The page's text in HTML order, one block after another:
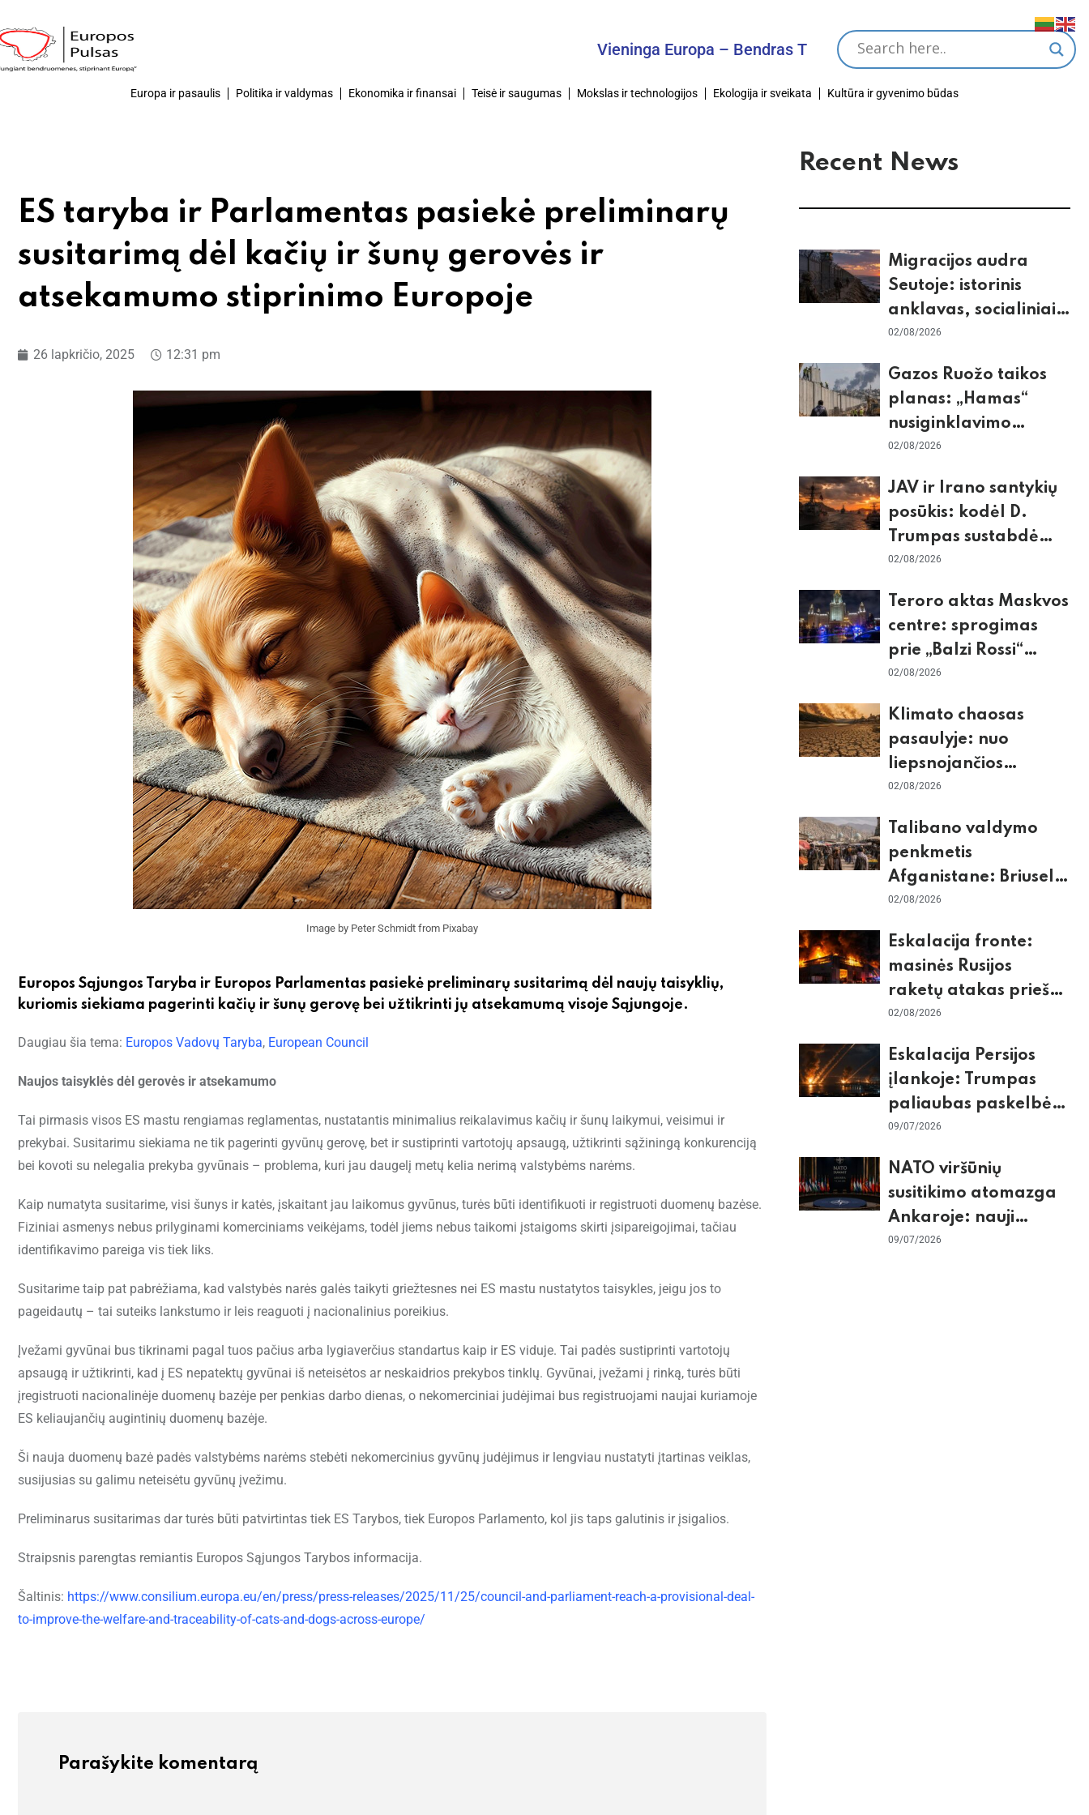
Vieninga Europa – Bendras Tikslas
Europa ir pasaulis Politika ir valdymas Ekonomika ir finansai Teisė ir saugumas Mokslas ir technologijos Ekologija ir sveikata Kultūra ir gyvenimo būdas
ES taryba ir Parlamentas pasiekė preliminarų
susitarimą dėl kačių ir šunų gerovės ir
atsekamumo stiprinimo Europoje
26 lapkričio, 2025 12:31 pm
Image by Peter Schmidt from Pixabay
Europos Sąjungos Taryba ir Europos Parlamentas pasiekė preliminarų susitarimą dėl naujų taisyklių,
kuriomis siekiama pagerinti kačių ir šunų gerovę bei užtikrinti jų atsekamumą visoje Sąjungoje.
Daugiau šia tema: Europos Vadovų Taryba, European Council
Naujos taisyklės dėl gerovės ir atsekamumo
Tai pirmasis visos ES mastu rengiamas reglamentas, nustatantis minimalius reikalavimus kačių ir šunų laikymui, veisimui ir
prekybai. Susitarimu siekiama ne tik pagerinti gyvūnų gerovę, bet ir sustiprinti vartotojų apsaugą, užtikrinti sąžiningą konkurenciją
bei kovoti su nelegalia prekyba gyvūnais – problema, kuri jau daugelį metų kelia nerimą valstybėms narėms.
Kaip numatyta susitarime, visi šunys ir katės, įskaitant jau laikomus gyvūnus, turės būti identifikuoti ir registruoti duomenų bazėse.
Fiziniai asmenys nebus prilyginami komerciniams veikėjams, todėl jiems nebus taikomi įstaigoms skirti įsipareigojimai, tačiau
identifikavimo pareiga vis tiek liks.
Susitarime taip pat pabrėžiama, kad valstybės narės galės taikyti griežtesnes nei ES mastu nustatytos taisykles, jeigu jos to
pageidautų – tai suteiks lankstumo ir leis reaguoti į nacionalinius poreikius.
Įvežami gyvūnai bus tikrinami pagal tuos pačius arba lygiaverčius standartus kaip ir ES viduje. Tai padės sustiprinti vartotojų
apsaugą ir užtikrinti, kad į ES nepatektų gyvūnai iš neteisėtos ar neskaidrios prekybos tinklų. Gyvūnai, įvežami į rinką, turės būti
įregistruoti nacionalinėje duomenų bazėje per penkias darbo dienas, o nekomerciniai judėjimai bus registruojami naujai kuriamoje
ES keliaujančių augintinių duomenų bazėje.
Ši nauja duomenų bazė padės valstybėms narėms stebėti nekomercinius gyvūnų judėjimus ir lengviau nustatyti įtartinas veiklas,
susijusias su galimu neteisėtu gyvūnų įvežimu.
Preliminarus susitarimas dar turės būti patvirtintas tiek ES Tarybos, tiek Europos Parlamento, kol jis taps galutinis ir įsigalios.
Straipsnis parengtas remiantis Europos Sąjungos Tarybos informacija.
Šaltinis: https://www.consilium.europa.eu/en/press/press-releases/2025/11/25/council-and-parliament-reach-a-provisional-deal-
to-improve-the-welfare-and-traceability-of-cats-and-dogs-across-europe/
Parašykite komentarą
Recent News
Migracijos audra
Seutoje: istorinis
anklavas, socialiniai
tinklai ir ES skilimas
02/08/2026
Gazos Ruožo taikos
planas: „Hamas“
nusiginklavimo
sąlygos, Izraelio
nerimas dėl sienos
02/08/2026
JAV ir Irano santykių
posūkis: kodėl D.
Trumpas sustabdė
smūgius ir kuo
ekonomika
02/08/2026
Teroro aktas Maskvos
centre: sprogimas
prie „Balzi Rossi“
restorano,
tikrieji taikiniai
02/08/2026
Klimato chaosas
pasaulyje: nuo
liepsnojančios
Europos iki
Antarktidos
paradokso
02/08/2026
Talibano valdymo
penkmetis
Afganistane: Briuselio
vizito užkulisiai, gilus
konfliktas su
Pakistanu
02/08/2026
Eskalacija fronte:
masinės Rusijos
raketų atakas prieš
Kijevą, dronų smūgiai
žiemos krizės grėsmė
02/08/2026
Eskalacija Persijos
įlankoje: Trumpas
paliaubas paskelbė
baigtomis, JAV
taikinių Irane
09/07/2026
NATO viršūnių
susitikimo atomazga
Ankaroje: nauji
įsipareigojimai
09/07/2026